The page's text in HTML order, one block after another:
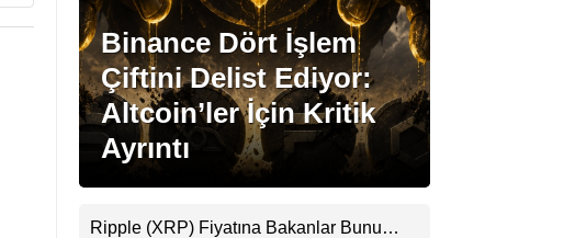
Facebook
Instagram
Binance Dört İşlem
Çiftini Delist Ediyor:
Altcoin’ler İçin Kritik
Ayrıntı
Ripple (XRP) Fiyatına Bakanlar Bunu